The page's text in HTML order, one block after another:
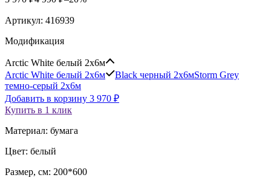
Артикул: 416939
Модификация
Arctic White белый 2х6м
Arctic White белый 2х6м
Black черный 2х6мStorm Grey
темно-серый 2х6м
Добавить в корзину 3 970 ₽
Купить в 1 клик
Материал: бумага
Цвет: белый
Размер, см: 200*600